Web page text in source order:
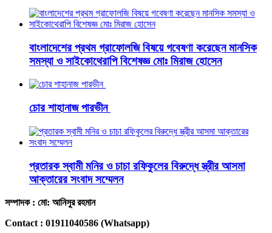
বাংলাদেশের প্রথম গ্রাফোলজি বিষয়ে গবেষণা করেছেন মানসিক
সমস্যা ও সাইকোথেরাপি বিশেষজ্ঞ মোঃ মিরাজ হোসেন
চোর শাহানাজ পারভীন
প্রতারক স্বামী মনির ও চাচা রফিকুলের বিরুদ্ধে স্ত্রীর আসমা
আক্তারের সংবাদ সম্মেলন
সম্পাদক : মো: আনিসুর রহমান
Contact : 01911040586 (Whatsapp)